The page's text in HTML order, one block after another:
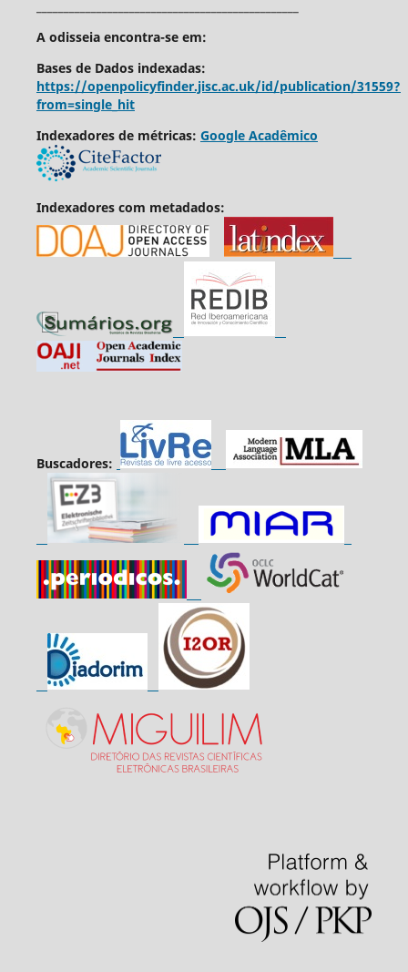
A odisseia encontra-se em:
Bases de Dados indexadas:
https://openpolicyfinder.jisc.ac.uk/id/publication/31559?
from=single_hit
Indexadores de métricas: Google Acadêmico
Indexadores com metadados:
Buscadores: